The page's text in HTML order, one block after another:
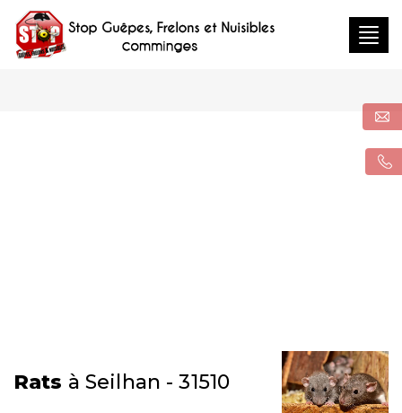
Rats à Seilhan - 31510